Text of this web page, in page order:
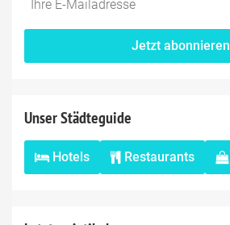
Jetzt abonnieren
Unser Städteguide
Hotels Restaurants